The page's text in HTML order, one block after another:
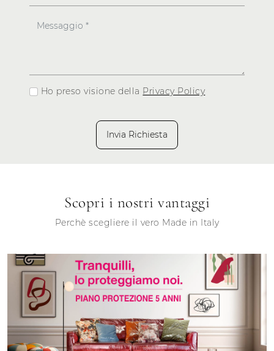
Ho preso visione della Privacy Policy
Invia Richiesta
Scopri i nostri vantaggi
Perchè scegliere il vero Made in Italy